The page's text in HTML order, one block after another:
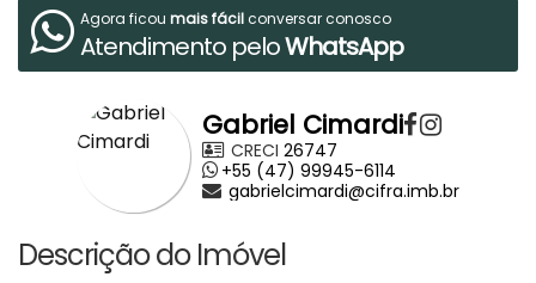
Agora ficou mais fácilconversar conosco
Atendimento peloWhatsApp
Gabriel Cimardi
CRECI 26747
+55 (47) 99945-6114
gabrielcimardi@cifra.imb.br
Descrição do Imóvel